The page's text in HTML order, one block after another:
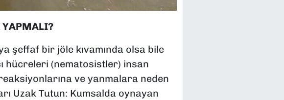
YAPMALI?
şeffaf bir jöle kıvamında olsa bile
hücreleri (nematosistler) insan
ve yanmalara neden
Uzak Tutun: Kumsalda oynayan